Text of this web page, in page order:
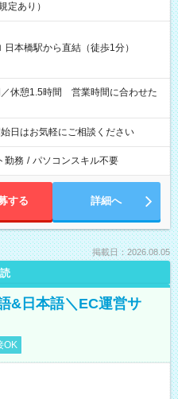
定あり）
本橋駅から直結（徒歩1分）
日はお気軽にご相談ください
勤務 / パソコンスキル不要
する 詳細へ
掲載日：2026.08.05
&日本語＼EC運営サ
OK